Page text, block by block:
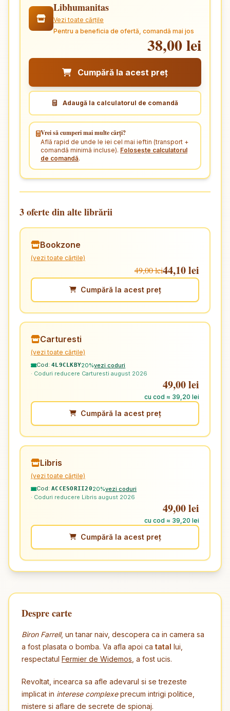
Libhumanitas
Vezi toate cărțile
Pentru a beneficia de ofertă, comandă mai jos
38,00 lei
Cumpără la acest preț
Adaugă la calculatorul de comandă
Vrei să cumperi mai multe cărți?
Află rapid de unde le iei cel mai ieftin (transport +
comandă minimă incluse). Folosește calculatorul
de comandă.
3 oferte din alte librării
Bookzone
(vezi toate cărțile)
49,00 lei44,10 lei
Cumpără la acest preț
Carturesti
(vezi toate cărțile)
Cod: 4L9CLKBY20%vezi coduri
· Coduri reducere Carturesti august 2026
49,00 lei
cu cod ≈ 39,20 lei
Cumpără la acest preț
Libris
(vezi toate cărțile)
Cod: ACCESORII2020%vezi coduri
· Coduri reducere Libris august 2026
49,00 lei
cu cod ≈ 39,20 lei
Cumpără la acest preț
Despre carte
Biron Farrell, un tanar naiv, descopera ca in camera sa
a fost plasata o bomba. Va afla apoi ca tatal lui,
respectatul Fermier de Widemos , a fost ucis.
Revoltat, incearca sa afle adevarul si se trezeste
implicat in interese complexeprecum intrigi politice,
mistere si aflare de secrete de spionaj.